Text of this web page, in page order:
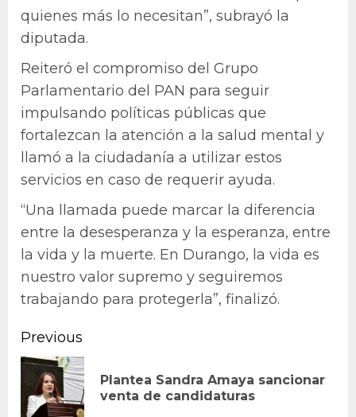
quienes más lo necesitan”, subrayó la
diputada.
Reiteró el compromiso del Grupo
Parlamentario del PAN para seguir
impulsando políticas públicas que
fortalezcan la atención a la salud mental y
llamó a la ciudadanía a utilizar estos
servicios en caso de requerir ayuda.
“Una llamada puede marcar la diferencia
entre la desesperanza y la esperanza, entre
la vida y la muerte. En Durango, la vida es
nuestro valor supremo y seguiremos
trabajando para protegerla”, finalizó.
Continue
Reading
Previous
Plantea Sandra Amaya sancionar
venta de candidaturas